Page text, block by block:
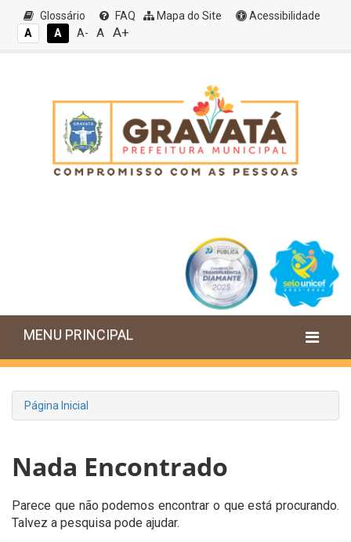
Glossário FAQ Mapa do Site
Acessibilidade
A
A A- A A+
MENU PRINCIPAL
Página Inicial
Nada Encontrado
Parece que não podemos encontrar o que está procurando.
Talvez a pesquisa pode ajudar.